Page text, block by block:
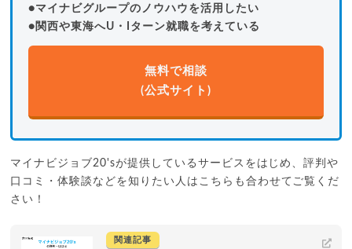
●マイナビグループのノウハウを活用したい
●関西や東海へU・Iターン就職を考えている
無料で相談
(公式サイト)
マイナビジョブ20'sが提供しているサービスをはじめ、評判や
口コミ・体験談などを知りたい人はこちらも合わせてご覧くだ
さい！
関連記事